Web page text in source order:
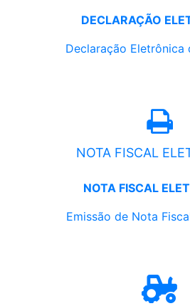
DECLARAÇÃO
Declaração Eletrônica
NOTA FISCAL
NOTA FISCAL
Emissão de Nota